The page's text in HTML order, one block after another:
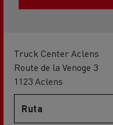
Truck Center Aclens
Route de la Venoge 3
1123 Aclens
Ruta